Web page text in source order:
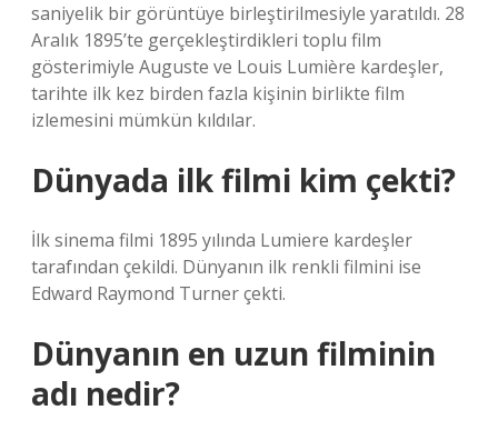
saniyelik bir görüntüye birleştirilmesiyle yaratıldı. 28
Aralık 1895’te gerçekleştirdikleri toplu film
gösterimiyle Auguste ve Louis Lumière kardeşler,
tarihte ilk kez birden fazla kişinin birlikte film
izlemesini mümkün kıldılar.
Dünyada ilk filmi kim çekti?
İlk sinema filmi 1895 yılında Lumiere kardeşler
tarafından çekildi. Dünyanın ilk renkli filmini ise
Edward Raymond Turner çekti.
Dünyanın en uzun filminin
adı nedir?